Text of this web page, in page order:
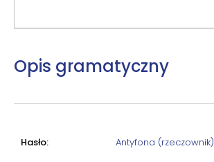
Opis gramatyczny
Hasło: Antyfona (rzeczownik)